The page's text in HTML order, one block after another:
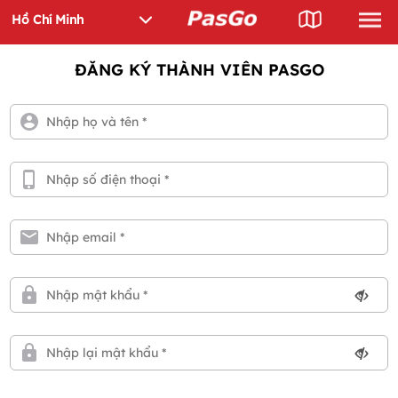
ĐĂNG KÝ THÀNH VIÊN PASGO